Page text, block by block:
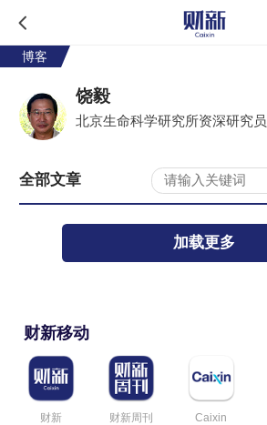
博客
饶毅
北京生命科学研究所资深研究员
全部文章
加载更多
财新移动
财新 财新周刊 Caixin